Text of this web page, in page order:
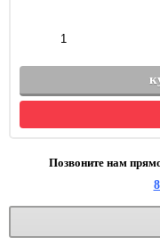
Позвоните нам